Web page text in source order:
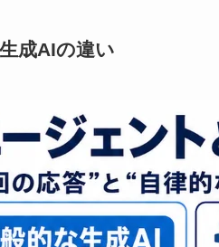
成AIの違い